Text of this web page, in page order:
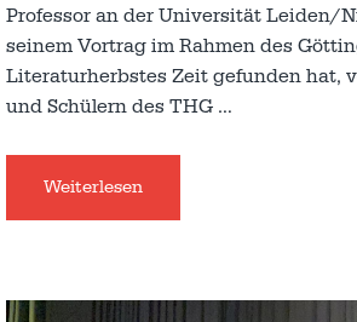
Professor an der Universität Leiden/
seinem Vortrag im Rahmen des
Literaturherbstes Zeit gefunden hat,
und Schülern des THG …
Weiterlesen